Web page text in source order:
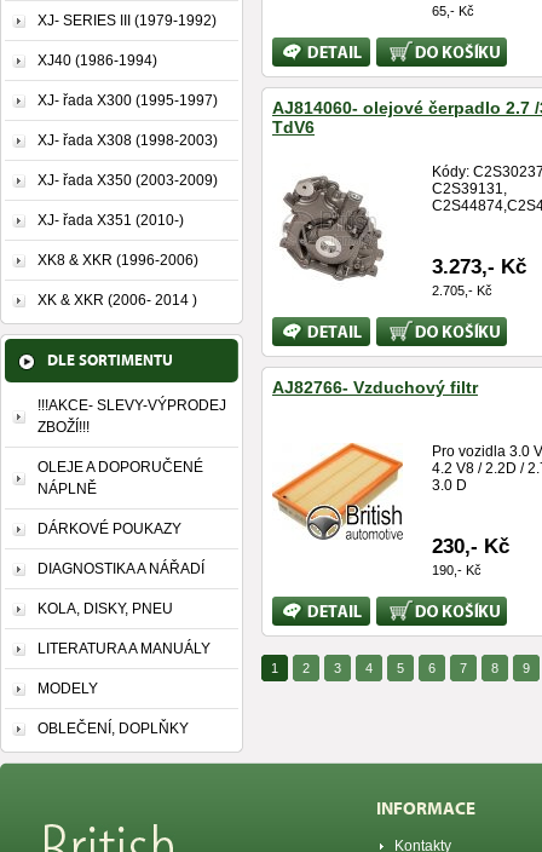
XJ- SERIES III (1979-1992)
XJ40 (1986-1994)
XJ- řada X300 (1995-1997)
XJ- řada X308 (1998-2003)
XJ- řada X350 (2003-2009)
XJ- řada X351 (2010-)
XK8 & XKR (1996-2006)
XK & XKR (2006- 2014 )
DLE SORTIMENTU
!!!AKCE- SLEVY-VÝPRODEJ
ZBOŽÍ!!!
OLEJE A DOPORUČENÉ
NÁPLNĚ
DÁRKOVÉ POUKAZY
DIAGNOSTIKA A NÁŘADÍ
KOLA, DISKY, PNEU
LITERATURA A MANUÁLY
MODELY
OBLEČENÍ, DOPLŇKY
65,- Kč
Bližší
informace
Koupit
AJ814060- olejové čerpadlo 2.7 /
TdV6
Kódy:
C2S39131,
3.273,- Kč
2.705,- Kč
Bližší
informace
Koupit
AJ82766- Vzduchový filtr
Pro vozidla 3.0
4.2 V8 / 2.2D /
3.0 D
230,- Kč
190,- Kč
Bližší
informace
Koupit
1 2 3 4 5 6 7 8 9
INFORMACE
Kontakty